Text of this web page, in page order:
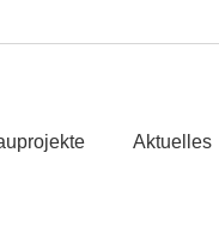
Aktuelles